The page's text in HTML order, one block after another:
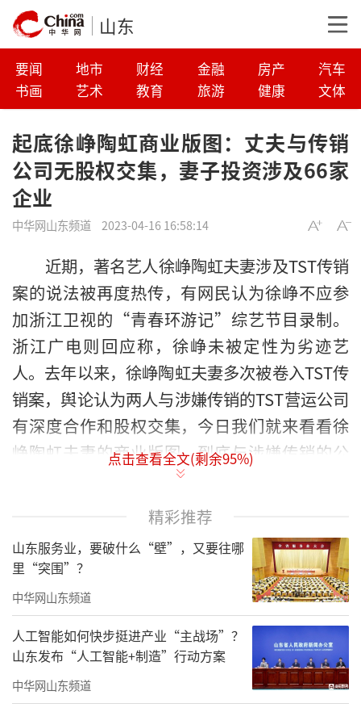
山东
要闻 地市 财经 金融 房产
汽车
书画
艺术 教育 旅游 健康 文体
起底徐峥陶虹商业版图：丈夫与传销
公司无股权交集，妻子投资涉及66家
企业
中华网山东频道 2023-04-16 16:58:14
近期，著名艺人徐峥陶虹夫妻涉及TST传销
案的说法被再度热传，有网民认为徐峥不应参
加浙江卫视的“青春环游记”综艺节目录制。
浙江广电则回应称，徐峥未被定性为劣迹艺
人。去年以来，徐峥陶虹夫妻多次被卷入TST传
销案，舆论认为两人与涉嫌传销的TST营运公司
有深度合作和股权交集，今日我们就来看看徐
峥陶虹夫妻的商业版图，到底与涉嫌传销的公
点击查看全文(剩余95%)
精彩推荐
山东服务业，要破什么“壁”，又要往哪
里“突围”？
中华网山东频道
人工智能如何快步挺进产业“主战场”？
山东发布“人工智能+制造”行动方案
中华网山东频道